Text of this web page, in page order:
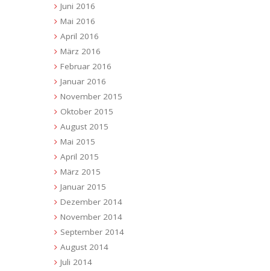
Juni 2016
Mai 2016
April 2016
März 2016
Februar 2016
Januar 2016
November 2015
Oktober 2015
August 2015
Mai 2015
April 2015
März 2015
Januar 2015
Dezember 2014
November 2014
September 2014
August 2014
Juli 2014